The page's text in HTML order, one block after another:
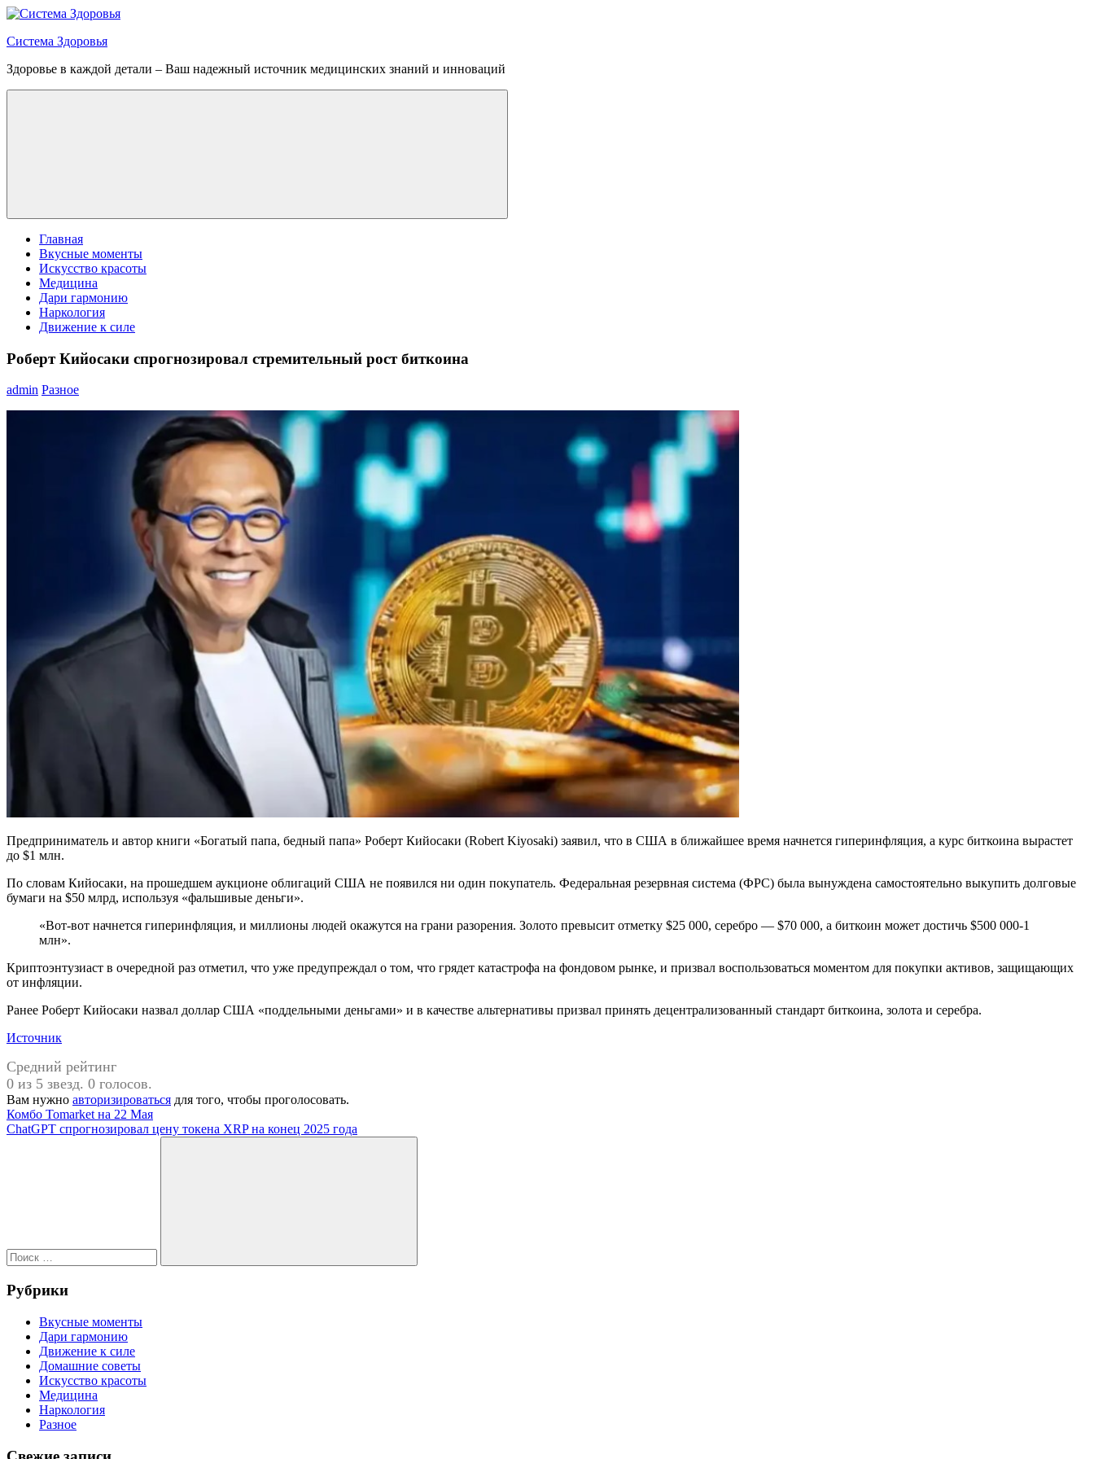
Перейти
содержимому
Система Здоровья
Здоровье в каждой детали – Ваш надежный источник медицинских знаний и инноваций
Меню
Главная
Вкусные моменты
Искусство красоты
Медицина
Дари гармонию
Наркология
Движение к силе
Роберт Кийосаки спрогнозировал стремительный рост биткоина
admin Разное
Предприниматель и автор книги «Богатый папа, бедный папа» Роберт Кийосаки (Robert Kiyosaki) заявил, что в США в ближайшее время начнется гиперинфляция, а курс биткоина вырастет
до $1 млн.
По словам Кийосаки, на прошедшем аукционе облигаций США не появился ни один покупатель. Федеральная резервная система (ФРС) была вынуждена самостоятельно выкупить долговые
бумаги на $50 млрд, используя «фальшивые деньги».
«Вот-вот начнется гиперинфляция, и миллионы людей окажутся на грани разорения. Золото превысит отметку $25 000, серебро — $70 000, а биткоин может достичь $500 000-1
млн».
Криптоэнтузиаст в очередной раз отметил, что уже предупреждал о том, что грядет катастрофа на фондовом рынке, и призвал воспользоваться моментом для покупки активов, защищающих
от инфляции.
Ранее Роберт Кийосаки назвал доллар США «поддельными деньгами» и в качестве альтернативы призвал принять децентрализованный стандарт биткоина, золота и серебра.
Источник
Средний рейтинг
0 из 5 звезд. 0 голосов.
Вам нужно авторизироваться для того, чтобы проголосовать.
Навигация
по
Предыдущая
запись:
Комбо Tomarket на 22 Мая
Следующая
ChatGPT спрогнозировал цену токена XRP на конец 2025 года
Поиск
Рубрики
Вкусные моменты
Дари гармонию
Движение к силе
Домашние советы
Искусство красоты
Медицина
Наркология
Разное